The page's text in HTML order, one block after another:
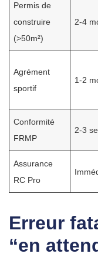
Permis de
construire
(>50m²)
2-4
Agrément
sportif
1-2
Conformité
FRMP
2-3
Assurance
RC Pro
Erreur
“en